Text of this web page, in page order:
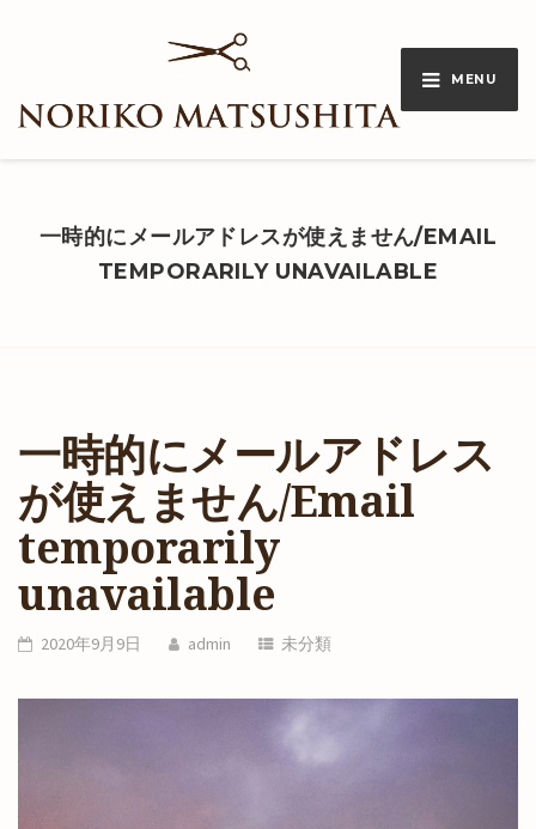
MENU
一時的にメールアドレスが使えません/EMAIL
TEMPORARILY UNAVAILABLE
一時的にメールアドレス
が使えません/Email
temporarily
unavailable
2020年9月9日 admin 未分類